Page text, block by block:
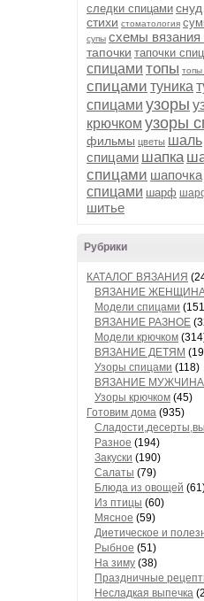
следки спицами снуд
стихи стоматология
супы схемы
тапочки тапочки
спицами топы топы
спицами туника
спицами узоры
крючком узоры
фильмы цветы шаль
спицами шапка
спицами шапочка
спицами шарф
шитье
Рубрики
КАТАЛОГ ВЯЗАНИЯ
ВЯЗАНИЕ
Модели спицами
ВЯЗАНИЕ РАЗНОЕ
Модели крючком
ВЯЗАНИЕ ДЕТЯМ
Узоры спицами (118)
ВЯЗАНИЕ
Узоры крючком (45)
Готовим дома (935)
Разное (194)
Закуски (190)
Салаты (79)
Блюда из овощей
Из птицы (60)
Мясное (59)
Диетическое и
Рыбное (51)
На зиму (38)
Праздничные
Несладкая выпечка